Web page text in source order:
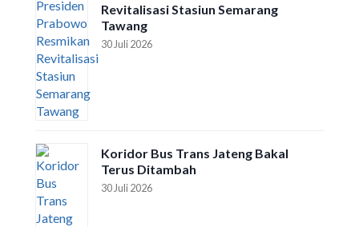
Revitalisasi Stasiun Semarang
Tawang
30 Juli 2026
Koridor Bus Trans Jateng Bakal
Terus Ditambah
30 Juli 2026